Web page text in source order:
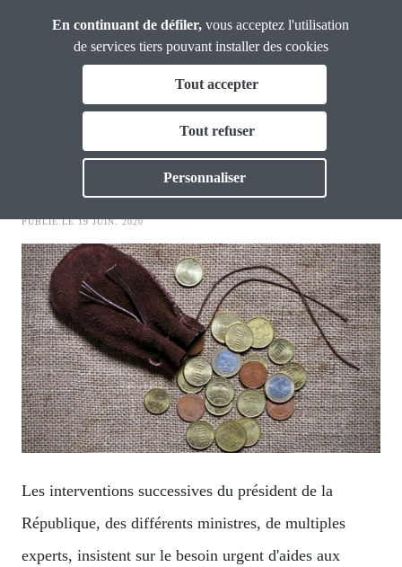
Analyses et
Propositions
Publications
Thématiques
Revalorisation des salaires
PUBLIÉ LE 19 JUIN. 2020
Image
Les interventions successives du président de la
République, des différents ministres, de multiples
experts, insistent sur le besoin urgent d'aides aux
En continuant de défiler, vous acceptez l'utilisation
de services tiers pouvant installer des cookies
Tout accepter
Tout refuser
Personnaliser